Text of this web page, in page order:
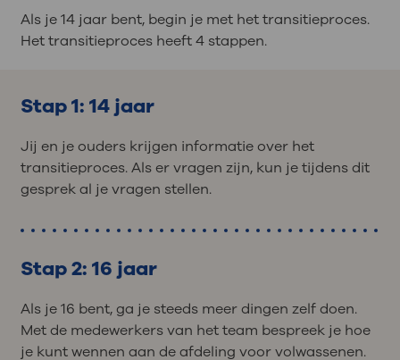
Als je 14 jaar bent, begin je met het transitieproces.
Het transitieproces heeft 4 stappen.
Stap 1: 14 jaar
Jij en je ouders krijgen informatie over het
transitieproces. Als er vragen zijn, kun je tijdens dit
gesprek al je vragen stellen.
Stap 2: 16 jaar
Als je 16 bent, ga je steeds meer dingen zelf doen.
Met de medewerkers van het team bespreek je hoe
je kunt wennen aan de afdeling voor volwassenen.